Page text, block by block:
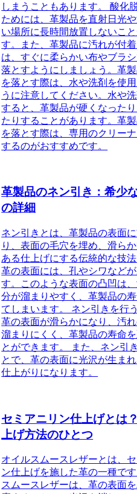
しまうこともあります。 酸化
ためには、革製品を直射日光
い場所に長時間放置しないこ
す。また、革製品に汚れが付
は、すぐに柔らかい布やブラ
落とすようにしましょう。革
を落とす際は、水や洗剤を使
うに注意してください。水や
すると、革製品が硬くなった
たりすることがあります。革
を落とす際は、専用のクリー
するのがおすすめです。
革製品のネン引き：希少
の詳細
ネン引きとは、革製品の表面
り、表面の毛穴を埋め、滑ら
ある仕上げにする伝統的な技
革の表面には、孔やシワなどが
す。このような表面の凸凹は
分が溜まりやすく、革製品の
てしまいます。 ネン引きを行
革の表面が滑らかになり、汚
溜まりにくく、革製品の寿命を
とができます。 また、ネン引
とで、革の表面に光沢が生ま
仕上がりになります。
セミアニリン仕上げとは
上げ方法のひとつ
オイルスムースレザーとは、
ン仕上げを施した革の一種で
スムースレザーは、革の表面